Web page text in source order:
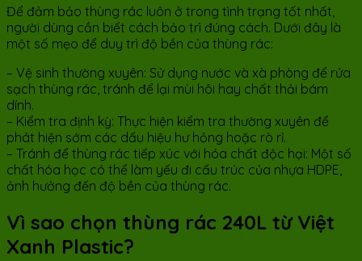
Để đảm bảo thùng rác luôn ở trong tình trạng tốt nhất,
người dùng cần biết cách bảo trì đúng cách. Dưới đây là
một số mẹo để duy trì độ bền của thùng rác:
– Vệ sinh thường xuyên: Sử dụng nước và xà phòng để rửa
sạch thùng rác, tránh để lại mùi hôi hay chất thải bám
dính.
– Kiểm tra định kỳ: Thực hiện kiểm tra thường xuyên để
phát hiện sớm các dấu hiệu hư hỏng hoặc rò rỉ.
– Tránh để thùng rác tiếp xúc với hóa chất độc hại: Một số
chất hóa học có thể làm yếu đi cấu trúc của nhựa HDPE,
ảnh hưởng đến độ bền của thùng rác.
Vì sao chọn thùng rác 240L từ Việt
Xanh Plastic?